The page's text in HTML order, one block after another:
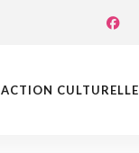
ACTION CULTURELLE